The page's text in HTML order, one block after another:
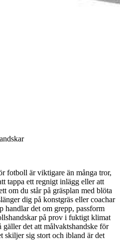
fotboll är viktigare än många tror,
tappa ett regnigt inlägg eller att
om du står på gräsplan med blöta
dig på konstgräs eller coachar
handlar det om grepp, passform
på prov i fuktigt klimat
det att målvaktshandske för
skiljer sig stort och ibland är det